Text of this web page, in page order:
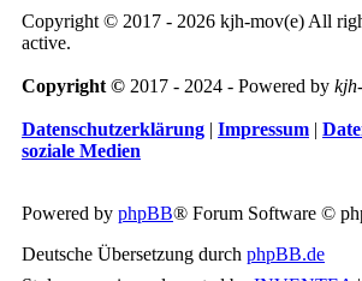
Copyright © 2017 - 2026 kjh-mov(e) All
active.
Copyright © 2017 - 2024 - Powered by
Datenschutzerklärung | Impressum |
soziale Medien
Powered by phpBB® Forum Software ©
Deutsche Übersetzung durch phpBB.de